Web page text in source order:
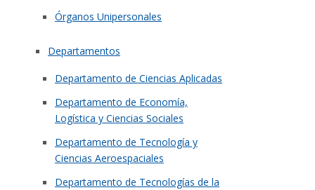
Órganos Unipersonales
Departamentos
Departamento de Ciencias Aplicadas
Departamento de Economía,
Logística y Ciencias Sociales
Departamento de Tecnología y
Ciencias Aeroespaciales
Departamento de Tecnologías de la